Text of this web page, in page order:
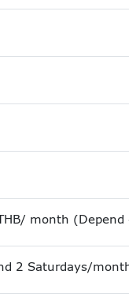
month
2 Saturdays/